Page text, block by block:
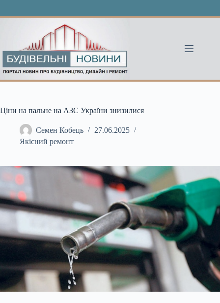
Ціни на пальне на АЗС України знизилися
Семен Кобець
27.06.2025
Якісний ремонт